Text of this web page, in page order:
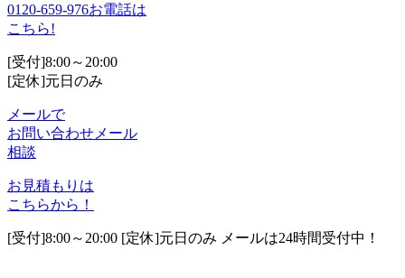
0120-659-976お電話は
こちら!
[受付]8:00～20:00
[定休]元日のみ
メールで
お問い合わせ メール
相談
お見積もりは
こちらから！
[受付]8:00～20:00 [定休]元日のみ メールは24時間受付中！